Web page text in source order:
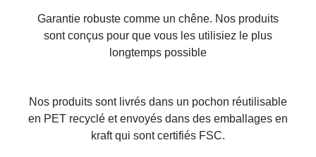
Garantie robuste comme un chêne. Nos produits
sont conçus pour que vous les utilisiez le plus
longtemps possible
Nos produits sont livrés dans un pochon réutilisable
en PET recyclé et envoyés dans des emballages en
kraft qui sont certifiés FSC.